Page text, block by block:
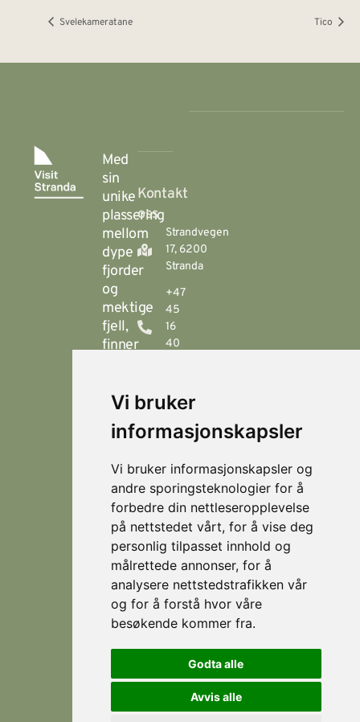
Vi bruker
informasjonskapsler
Vi bruker informasjonskapsler og
andre sporingsteknologier for å
forbedre din nettleseropplevelse
på nettstedet vårt, for å vise deg
personlig tilpasset innhold og
målrettede annonser, for å
analysere nettstedstrafikken vår
og for å forstå hvor våre
besøkende kommer fra.
Godta alle
Avvis alle
Svelekameratane Tico
Med
sin
unike
plassering
mellom
dype
fjorder
og
mektige
fjell,
finner
- en
helårsdestinasjon
som
på
flotte
fjellturer
om
sommeren,
og
som
er et
eldorado
om
Kontakt
oss
Strandvegen
17, 6200
Stranda
+47
45
16
40
Fjellsætra
Hornindal
Koie
Stranda
Strandafjellet
oss
Facebook
Instagram
© 2026
Visit
Personvern
Levert av
Horn Media